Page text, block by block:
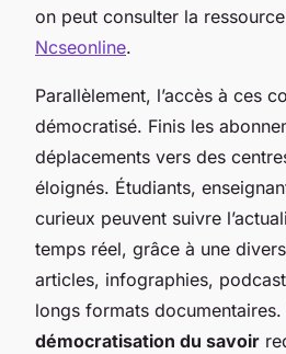
on peut consulter la
Ncseonline.
Parallèlement, l’accès à ces
démocratisé. Finis les
déplacements vers des
éloignés. Étudiants,
curieux peuvent suivre
temps réel, grâce à une
articles, infographies,
longs formats documentaires.
démocratisation du savoir